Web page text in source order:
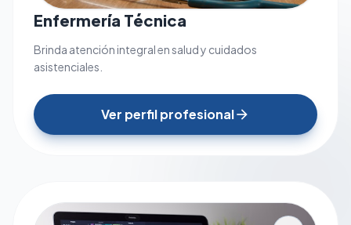
Enfermería Técnica
Brinda atención integral en salud y cuidados
asistenciales.
Ver perfil profesionalarrow_forward